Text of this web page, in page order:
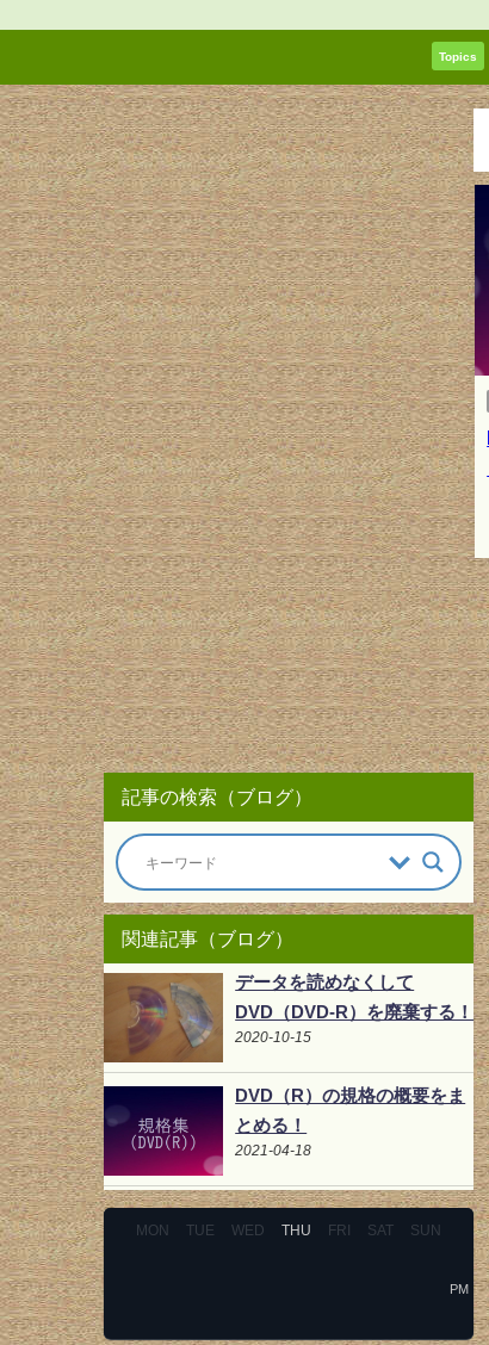
Topics
記事の検索（ブログ）
関連記事（ブログ）
データを読めなくして
DVD（DVD-R）を廃棄する！
2020-10-15
DVD（R）の規格の概要をま
とめる！
2021-04-18
MON TUE WED THU FRI SAT SUN
PM